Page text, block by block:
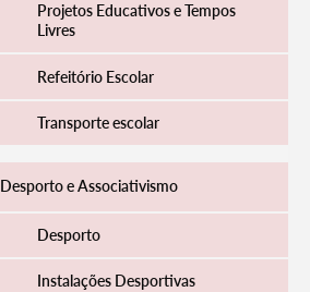
Projetos Educativos e Tempos
Livres
Refeitório Escolar
Transporte escolar
Desporto e Associativismo
Desporto
Instalações Desportivas